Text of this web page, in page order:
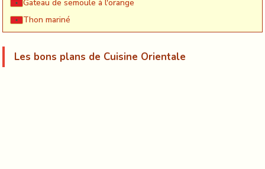
Gateau de semoule à l'orange
Thon mariné
Les bons plans de Cuisine Orientale